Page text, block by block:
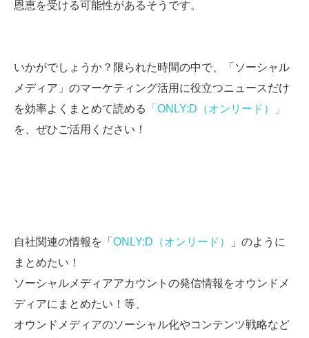
恩恵を受ける可能性があるそうです。
いかがでしょうか？限られた時間の中で、「ソーシャル
メディア」のマーケティング活用に役立つニュースだけ
を効率よくまとめて読める
「ONLY:D（オンリード）」
を、ぜひご活用ください！
自社関連の情報を「 ONLY:D（オンリード）
」のように
まとめたい！
ソーシャルメディアアカウントの発信情報をオウンドメ
ディアにまとめたい！等、
オウンドメディアのソーシャル化やコンテンツ戦略など